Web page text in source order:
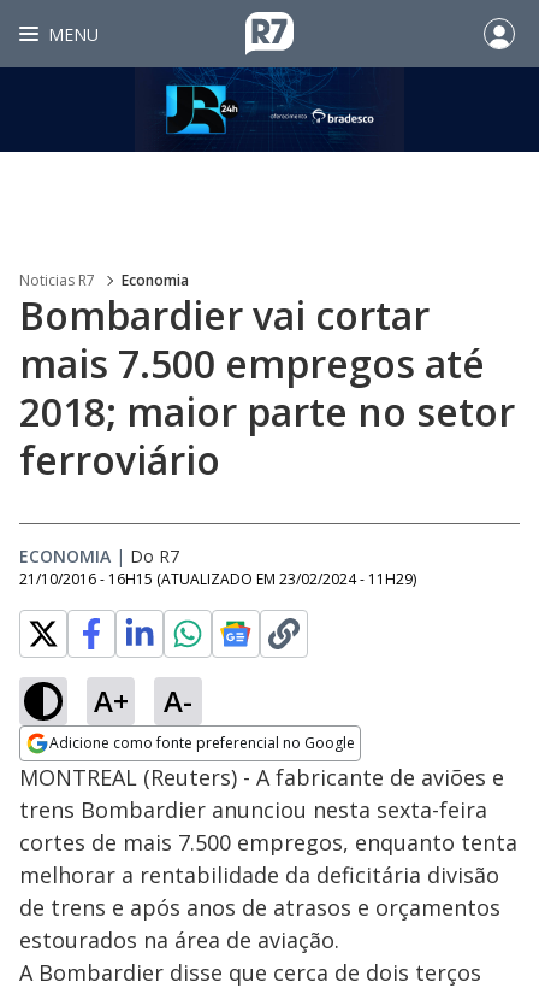
MENU
Noticias R7 Economia
Bombardier vai cortar
mais 7.500 empregos até
2018; maior parte no setor
ferroviário
ECONOMIA | Do R7
21/10/2016 - 16H15 (ATUALIZADO EM 23/02/2024 - 11H29)
A+ A-
Adicione como fonte preferencial no Google
Opens in new window
MONTREAL (Reuters) - A fabricante de aviões e
trens Bombardier anunciou nesta sexta-feira
cortes de mais 7.500 empregos, enquanto tenta
melhorar a rentabilidade da deficitária divisão
de trens e após anos de atrasos e orçamentos
estourados na área de aviação.
A Bombardier disse que cerca de dois terços